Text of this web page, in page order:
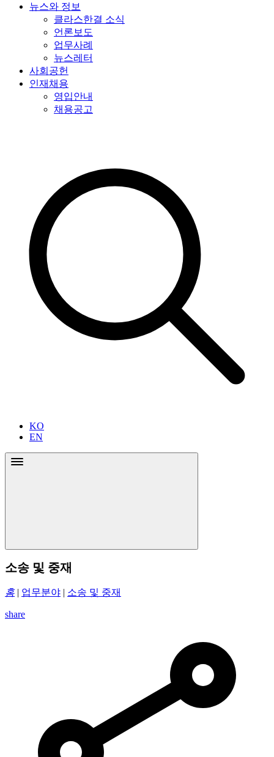
뉴스와 정보
클라스한결 소식
언론보도
업무사례
뉴스레터
사회공헌
인재채용
영입안내
채용공고
KO
EN
소송 및 중재
홈 | 업무분야 | 소송 및 중재
share